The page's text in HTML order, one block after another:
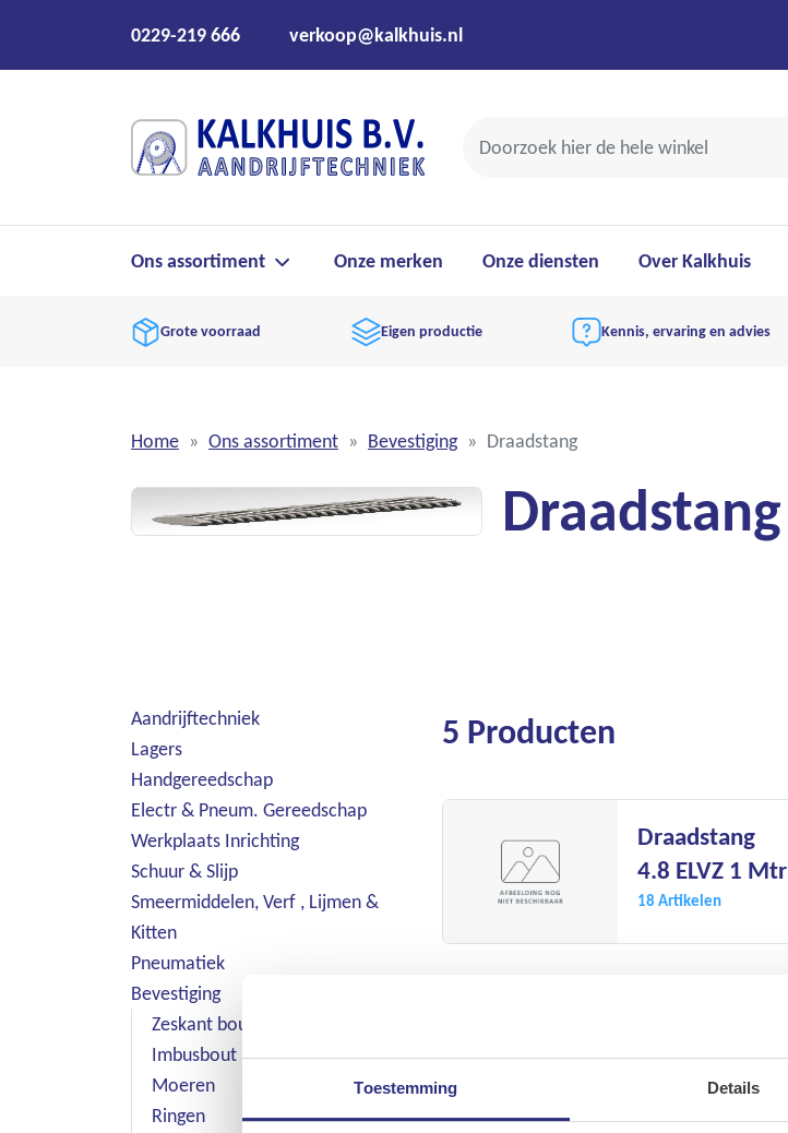
Toestemming Details
0229-219 666 verkoop@kalkhuis.nl
Ons assortiment Onze merken Onze diensten Over Kalkhuis
Grote voorraad Eigen productie Kennis, ervaring en advies
Home Ons assortiment Bevestiging Draadstang
Draadstang
Aandrijftechniek
Lagers
Handgereedschap
Electr & Pneum. Gereedschap
Werkplaats Inrichting
Schuur & Slijp
Smeermiddelen, Verf , Lijmen &
Kitten
Pneumatiek
Bevestiging
Zeskant bout
Imbusbout
Moeren
Ringen
5 Producten
Draadstang
4.8 ELVZ 1 Mtr
18 Artikelen
RVS A2 1 Mtr
17 Artikelen